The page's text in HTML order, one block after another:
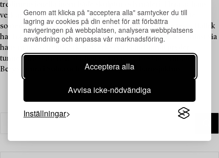
Genom att klicka på "acceptera alla" samtycker du till
lagring av cookies på din enhet för att förbättra
navigeringen på webbplatsen, analysera webbplatsens
användning och anpassa vår marknadsföring.
Acceptera alla
Avvisa icke-nödvändiga
Inställningar
tredimensionella inom både skulptur och måleri. Flera av hans
verk är portabla, så att man kan bära med sig den vackraste
solnedgången eller en fiskskulptur var man än måste resa. Hallek
har förgyllt många människors vardag genom åren, inte minst via
hans många offentliga konstverk som bland annat pryder
tunnelbanestationen Stadion sedan 1973, bostadsområdet
Bergshamra i Solna och Astrid Lindgrens barnsjukhus.